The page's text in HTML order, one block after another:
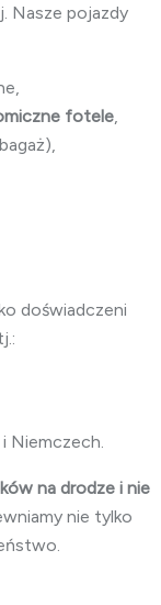
Nasze pojazdy
fotele
doświadczeni
Niemczech.
na drodze i nie
nie tylko